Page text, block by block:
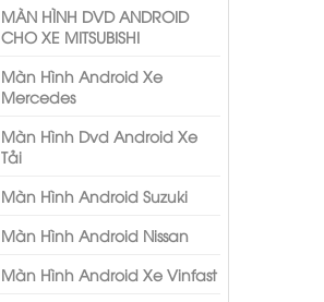
MÀN HÌNH DVD ANDROID
CHO XE MITSUBISHI
Màn Hình Android Xe
Mercedes
Màn Hình Dvd Android Xe
Tải
Màn Hình Android Suzuki
Màn Hình Android Nissan
Màn Hình Android Xe Vinfast